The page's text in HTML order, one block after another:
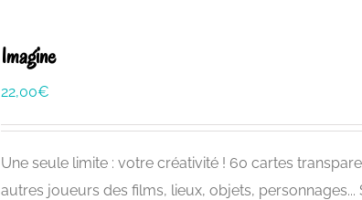
Imagine
22,00€
Une seule limite : votre créativité ! 60 cartes
autres joueurs des films, lieux, objets,